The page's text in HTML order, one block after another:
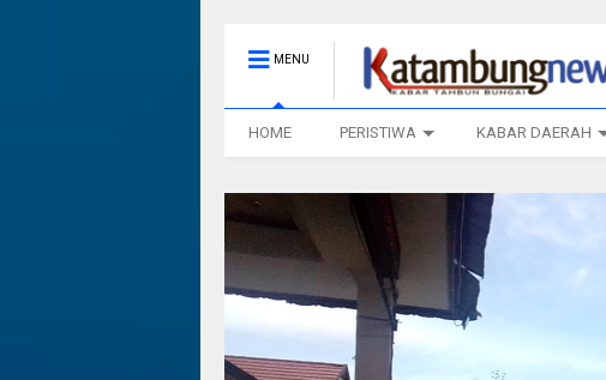
MENU
HOME PERISTIWA KABAR DAERAH